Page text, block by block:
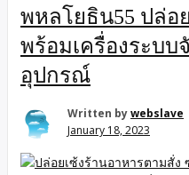
พหลโยธิน55 ปล่อ
พร้อมเครื่องระบบ
อุปกรณ์
Written bywebslave
January 18, 2023